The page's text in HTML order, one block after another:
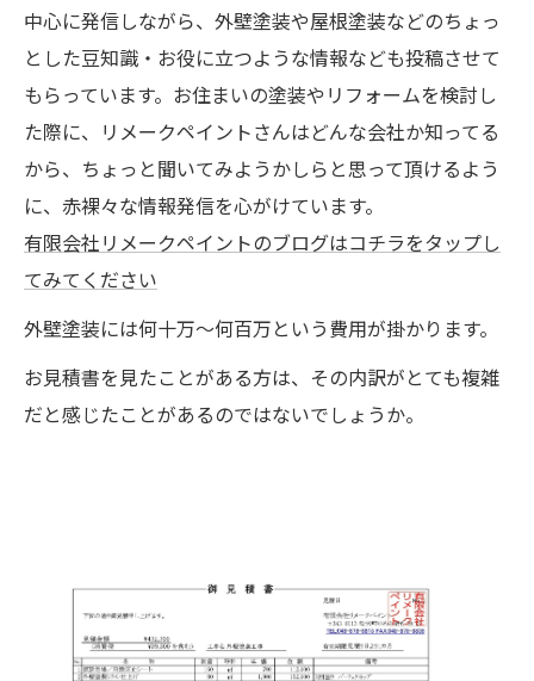
中心に発信しながら、外壁塗装や屋根塗装などのちょっ
とした豆知識・お役に立つような情報なども投稿させて
もらっています。お住まいの塗装やリフォームを検討し
た際に、リメークペイントさんはどんな会社か知ってる
から、ちょっと聞いてみようかしらと思って頂けるよう
に、赤裸々な情報発信を心がけています。
有限会社リメークペイントのブログはコチラをタップし
てみてください
外壁塗装には何十万～何百万という費用が掛かります。
お見積書を見たことがある方は、その内訳がとても複雑
だと感じたことがあるのではないでしょうか。